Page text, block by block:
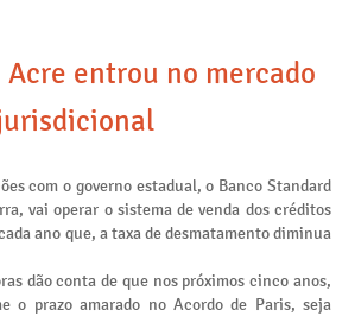
entrou no mercado
com o governo estadual, o Banco Standard
vai operar o sistema de venda dos créditos
ano que, a taxa de desmatamento diminua
dão conta de que nos próximos cinco anos,
o prazo amarado no Acordo de Paris, seja